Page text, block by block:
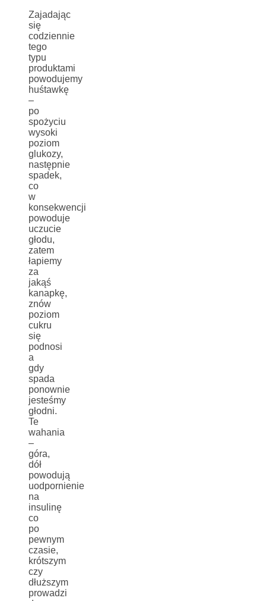
Zajadając
się
codziennie
tego
typu
produktami
powodujemy
huśtawkę
–
po
spożyciu
wysoki
poziom
glukozy,
następnie
spadek,
co
w
konsekwencji
powoduje
uczucie
głodu,
zatem
łapiemy
za
jakąś
kanapkę,
znów
poziom
cukru
się
podnosi
a
gdy
spada
ponownie
jesteśmy
głodni.
Te
wahania
–
góra,
dół
powodują
uodpornienie
na
insulinę
co
po
pewnym
czasie,
krótszym
czy
dłuższym
prowadzi